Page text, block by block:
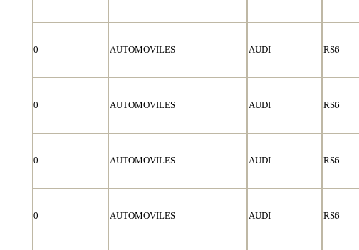
0 AUTOMOVILES AUDI RS6
0 AUTOMOVILES AUDI RS6
0 AUTOMOVILES AUDI RS6
0 AUTOMOVILES AUDI RS6